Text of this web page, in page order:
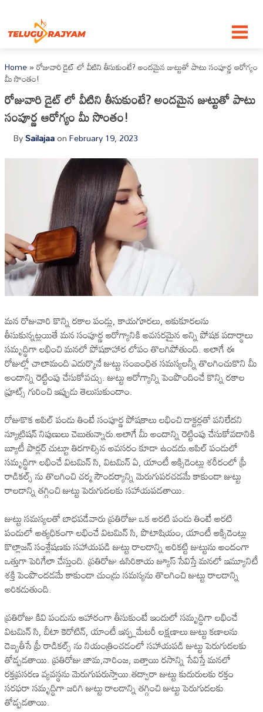
Home»రోజువారి డైట్ లో వీటిని తీసుకుంటే? అందమైన జుట్టుతో పాటు సంపూర్ణ ఆరోగ్యం
మీ సొంతం!
రోజువారి డైట్ లో వీటిని తీసుకుంటే? అందమైన జుట్టుతో పాటు
సంపూర్ణ ఆరోగ్యం మీ సొంతం!
BySailajaaonFebruary 19, 2023
మన రోజువారి కొన్ని రకాల పండ్లు, కాయగూరలు, ఆకుకూరలను
తీసుకున్నట్లయితే మన సంపూర్ణ ఆరోగ్యానికి అవసరమైన అన్ని పోషక పదార్థాలు
సమృద్ధిగా లభించి మనలో పోషకాహార లోపం తొలగిపోతుంది. అలాగే ఈ
రోజుల్లో చాలామంది ఎదుర్కొనే జుట్టు సంబంధిత సమస్యలన్నీ తొలగించుకొని మీ
అందాన్ని రెట్టింపు చేసుకోవచ్చు. జుట్టు ఆరోగ్యాన్ని పెంపొందించే కొన్ని రకాల
ఫ్రూట్స్ గురించి ఇప్పుడు తెలుసుకుందాం.
రోజుకొక ఆపిల్ పండు తింటే సంపూర్ణ పోషకాలు లభించి డాక్టర్లతో పనిలేదని
న్యూట్రిషన్ నిపుణులు చెబుతున్నారు.అలాగే మీ అందాన్ని రెట్టింపు చేసుకోవడానికి
బ్యూటీ పార్లర్ చుట్టూ తిరగాల్సిన అవసరం కూడా ఉండదు.ఆపిల్ పండులో
సమృద్ధిగా లభించే విటమిన్ సి, విటమిన్ ఏ, యాంటీ ఆక్సిడెంట్లు శరీరంలో ఫ్రీ
రాడికల్స్ ను తొలగించి చర్మ సౌందర్యాన్ని మెరుగుపరచడమే కాకుండా జుట్టు
రాలడాన్ని తగ్గించి జుట్టు పెరుగుదలకు సహాయపడతాయి.
జుట్టు సమస్యలతో బాధపడేవారు ప్రతిరోజు ఒక అరటి పండు తింటే అరటి
పండులో అత్యధికంగా లభించే విటమిన్ సి, పొటాషియం, యాంటీ ఆక్సిడెంట్లు
కొల్లాజన్ సంశ్లేషణకు సహాయపడి జుట్టు రాలడాన్ని అరికట్టి జుట్టును అందంగా
ఒత్తుగా పెరిగేలా చేస్తుంది. ప్రతిరోజు ఉసిరికాయ జ్యూస్ సేవిస్తే మనలో ఇమ్యూనిటీ
శక్తి పెంపొందడమే కాకుండా చుండ్రు సమస్యను తొలగించి జుట్టు రాలడాన్ని
అరికడుతుంది.
ప్రతిరోజు కివి పండును ఆహారంగా తీసుకుంటే ఇందులో సమృద్ధిగా లభించే
విటమిన్ సి, బీటా కెరోటిన్, యాంటీ ఇన్ఫ్లమేటరీ లక్షణాలు జుట్టు కణాలను
దెబ్బతీసే ఫ్రీ రాడికల్స్ ను నియంత్రించడంలో సహాయపడి జుట్టు పెరుగుదలకు
తోడ్పడతాయి. ప్రతిరోజు జామ,నారింజ, బత్తాయి రసాన్ని సేవిస్తే మనలో
రక్తప్రసరణ వ్యవస్థను మెరుగుపరుస్తాయి.తద్వారా జుట్టు కుదురులకు రక్తం
సరఫరా సమృద్ధిగా జరిగి జుట్టు రాలడాన్ని తగ్గించి జుట్టు పెరుగుదలకు
తోడ్పడతాయి.